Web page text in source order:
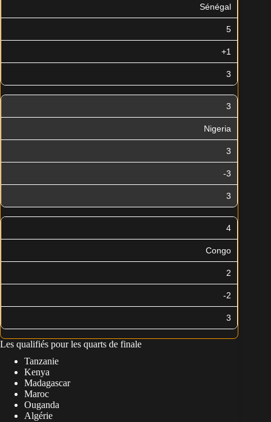
Sénégal
5
+1
3
3
Nigeria
3
-3
3
4
Congo
2
-2
3
Les qualifiés pour les quarts de finale
Tanzanie
Kenya
Madagascar
Maroc
Ouganda
Algérie